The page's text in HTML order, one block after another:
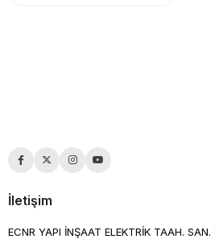
İletişim
ECNR YAPI İNŞAAT ELEKTRİK TAAH.